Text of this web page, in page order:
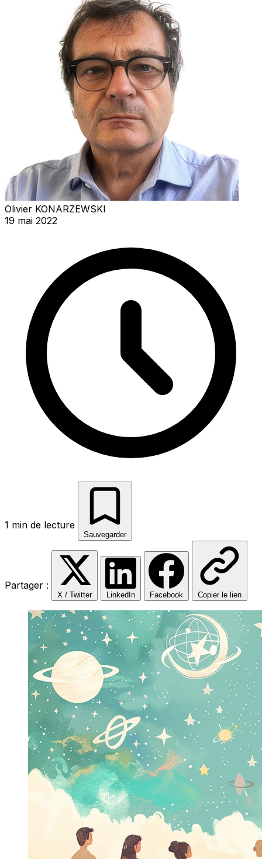
Olivier KONARZEWSKI
19 mai 2022
1 min de lecture
Sauvegarder
Partager :
X / Twitter LinkedIn Facebook Copier le lien